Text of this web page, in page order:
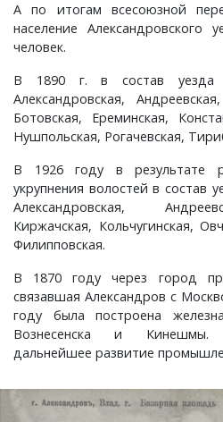
А по итогам всесоюзной
население Александровского
человек.
В 1890 г. в состав уезда
Александровская,
Ботовская, Ереминская,
Нушпольская, Рогачевская,
В 1926 году в результате
укрупнения волостей в состав
Александровская,
Киржачская, Кольчугинская,
Филипповская.
В 1870 году через город
связавшая Александров с
году была построена
Вознесенска и Кинешмы.
дальнейшее развитие
Ставрово, деревня
Станки, село
Степанцево, село
Ступицы, деревня
Табачиха, деревня
Троицкое-Татарово, село
Харино, деревня
Хотиловка, деревня
Ивашково, деревня
Ивишенье, деревня
Имени Артема, поселок
имени Горького, поселок
имени Карла Маркса, поселок
Имени М. В. Фрунзе, посёлок
имени С. М. Кирова, поселок
Истомино, деревня
Овсянниково, деревня
Озерки, деревня
Осипово, село
Петровское, деревня
Плесец, село
Репники, деревня
Русино, село
Ручьи, деревня
Репино, село
Савково, деревня
Селино, деревня
Синжаны, село
Славцево, село
Тургенево, деревня
Урваново, село
Усад, деревня
Хоробрицы, деревня
Чаадаево, село
Сушнево-1, поселок
Спасское, село
Ставрово, поселок
Ундол, село
Фетинино, село
Черкутино, село
Юрино, деревня
Хохловка, деревня
Языково, село
Спасское, село
Суздаль, город
Суромна, село
Сущево, деревня
Улово, село
Цибеево, село
Черниж, село
Якиманское, село
Чураково, деревня
Шихобалово, село
Энтузиаст, село
Юрьев-Польский, город
Ярдениха, деревня